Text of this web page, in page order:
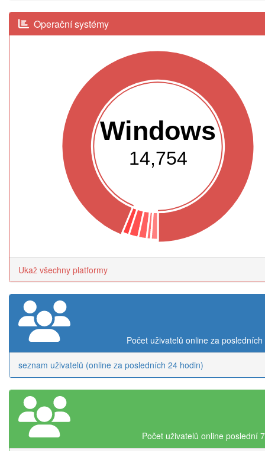
Operační systémy
Windows
14,754
Ukaž všechny platformy
Počet uživatelů online za
seznam uživatelů (online za posledních 24 hodin)
Počet uživatelů online poslední